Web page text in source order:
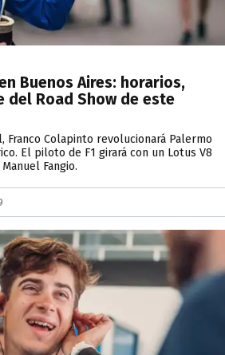
Buenos Aires: horarios,
del Road Show de este
Franco Colapinto revolucionará Palermo
El piloto de F1 girará con un Lotus V8
Fangio.